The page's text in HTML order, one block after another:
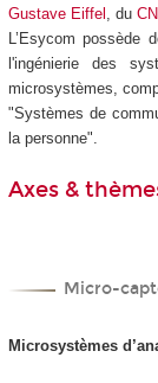
Gustave Eiffel , du
L’Esycom possède
l'ingénierie des
microsystèmes,
"Systèmes de
la personne".
Axes &
Micro-
Microsystèmes